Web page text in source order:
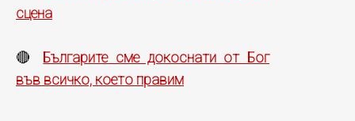
сцена
🔴
Българите сме докоснати от Бог
във всичко, което правим